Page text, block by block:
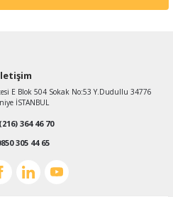
E Blok 504 Sokak No:53 Y.Dudullu 34776
İSTANBUL
364 46 70
305 44 65